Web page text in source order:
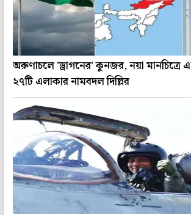
অরুণাচলে 'ড্রাগনের' কুনজর, নয়া মানচিত্রে
২৭টি এলাকার নামবদল দিল্লির